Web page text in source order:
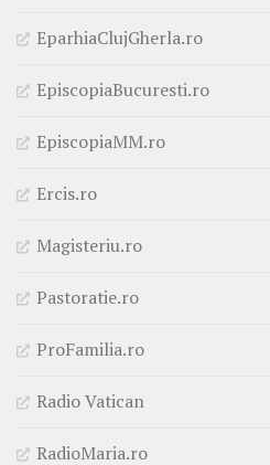
EparhiaClujGherla.ro
EpiscopiaBucuresti.ro
EpiscopiaMM.ro
Ercis.ro
Magisteriu.ro
Pastoratie.ro
ProFamilia.ro
Radio Vatican
RadioMaria.ro